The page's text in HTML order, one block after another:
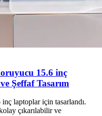
15.6 inç
Şeffaf Tasarım
laptoplar için tasarlandı.
çıkarılabilir ve